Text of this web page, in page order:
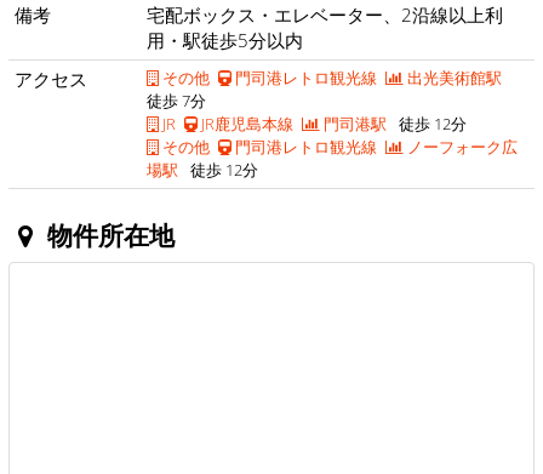
備考
宅配ボックス・エレベーター、2沿線以上利
用・駅徒歩5分以内
アクセス
その他 門司港レトロ観光線
出光美術館駅
徒歩 7分
JR
JR鹿児島本線 門司港駅 徒歩 12分
その他
門司港レトロ観光線
ノーフォーク広
場駅 徒歩 12分
物件所在地